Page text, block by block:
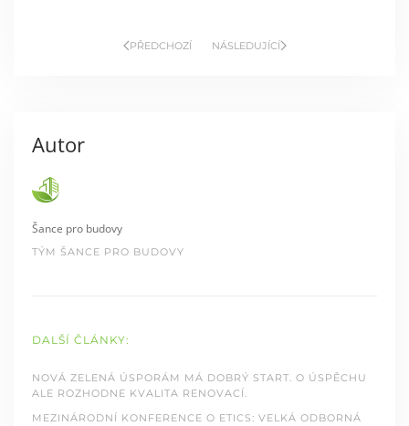
PŘEDCHOZÍ NÁSLEDUJÍCÍ
Autor
Šance pro budovy
TÝM ŠANCE PRO BUDOVY
DALŠÍ ČLÁNKY:
NOVÁ ZELENÁ ÚSPORÁM MÁ DOBRÝ START. O ÚSPĚCHU
ALE ROZHODNE KVALITA RENOVACÍ.
MEZINÁRODNÍ KONFERENCE O ETICS: VELKÁ ODBORNÁ